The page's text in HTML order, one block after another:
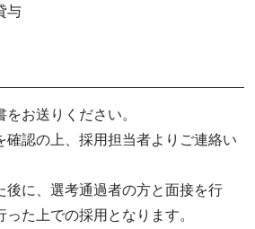
与
お送りください。
確認の上、採用担当者よりご連絡い
後に、選考通過者の方と面接を行
た上での採用となります。